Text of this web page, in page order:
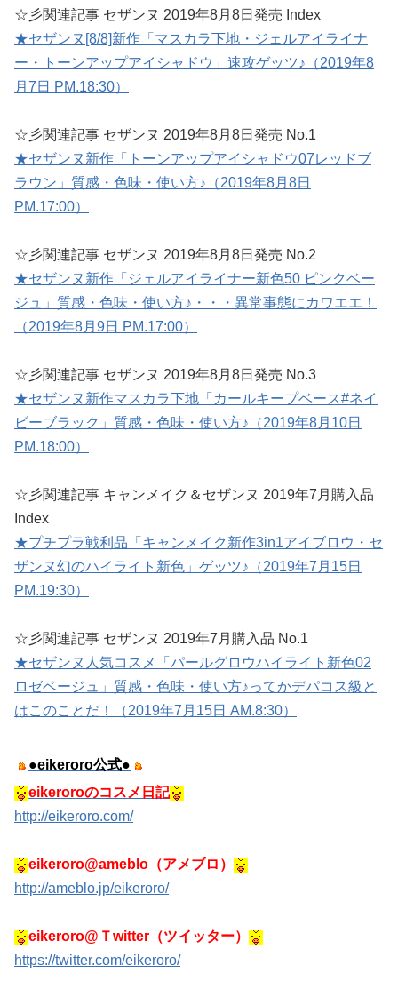
☆彡関連記事 セザンヌ 2019年8月8日発売 Index
★セザンヌ[8/8]新作「マスカラ下地・ジェルアイライナ
ー・トーンアップアイシャドウ」速攻ゲッツ♪（2019年8
月7日 PM.18:30）
☆彡関連記事 セザンヌ 2019年8月8日発売 No.1
★セザンヌ新作「トーンアップアイシャドウ07レッドブ
ラウン」質感・色味・使い方♪（2019年8月8日
PM.17:00）
☆彡関連記事 セザンヌ 2019年8月8日発売 No.2
★セザンヌ新作「ジェルアイライナー新色50 ピンクベー
ジュ」質感・色味・使い方♪・・・異常事態にカワエエ！
（2019年8月9日 PM.17:00）
☆彡関連記事 セザンヌ 2019年8月8日発売 No.3
★セザンヌ新作マスカラ下地「カールキープベース#ネイ
ビーブラック」質感・色味・使い方♪（2019年8月10日
PM.18:00）
☆彡関連記事 キャンメイク＆セザンヌ 2019年7月購入品
Index
★プチプラ戦利品「キャンメイク新作3in1アイブロウ・セ
ザンヌ幻のハイライト新色」ゲッツ♪（2019年7月15日
PM.19:30）
☆彡関連記事 セザンヌ 2019年7月購入品 No.1
★セザンヌ人気コスメ「パールグロウハイライト新色02
ロゼベージュ」質感・色味・使い方♪ってかデパコス級と
はこのことだ！（2019年7月15日 AM.8:30）
●eikeroro公式●
eikeroroのコスメ日記
http://eikeroro.com/
eikeroro@ameblo（アメブロ）
http://ameblo.jp/eikeroro/
eikeroro@Ｔwitter（ツイッター）
https://twitter.com/eikeroro/